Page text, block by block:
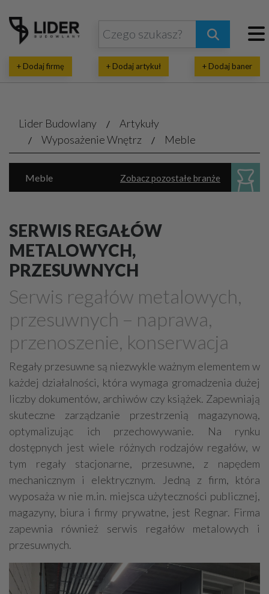
+ Dodaj firmę + Dodaj artykuł + Dodaj baner
Lider Budowlany
Artykuły
Wyposażenie Wnętrz
Meble
Zobacz pozostałe branże
Meble
Parkiet, panele, listwy
Sanitarne akcesoria, urządzenia
Marmur, granit, kamień naturalny
Meble - okucia, akcesoria
Kominki
Schody, akcesoria
Stolarka otworowa - okucia, akcesoria
Poręcze, balustrady, barierki
Płytki, glazura, terakota
Dywany, wykładziny
Sztukateria
Mozaiki i dekoracje szklane
SERWIS REGAŁÓW
METALOWYCH,
PRZESUWNYCH
Serwis regałów metalowych,
przesuwnych – naprawa,
przenoszenie, konserwacja
Regały przesuwne są niezwykle ważnym elementem w
każdej działalności, która wymaga gromadzenia dużej
liczby dokumentów, archiwów czy książek. Zapewniają
skuteczne zarządzanie przestrzenią magazynową,
optymalizując ich przechowywanie. Na rynku
dostępnych jest wiele różnych rodzajów regałów, w
tym regały stacjonarne, przesuwne, z napędem
mechanicznym i elektrycznym. Jedną z firm, która
wyposaża w nie m.in. miejsca użyteczności publicznej,
magazyny, biura i firmy prywatne, jest Regnar. Firma
zapewnia również serwis regałów metalowych i
przesuwnych.